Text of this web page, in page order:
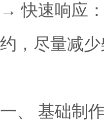
→ 快速响应
约，尽量减
一、 基础制作